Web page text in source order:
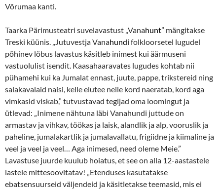
Võrumaa kanti.
Taarka Pärimusteatri suvelavastust „Vanahunt” mängitakse
Treski küünis. „Jutuvestja Vanahundi folkloorsetel lugudel
põhinev lõbus lavastus käsitleb inimest kui äärmuseni
vastuolulist isendit. Kaasahaaravates lugudes kohtab nii
pühamehi kui ka Jumalat ennast, juute, pappe, trikstereid ning
salakavalaid naisi, kelle elutee neile kord naeratab, kord aga
vimkasid viskab,” tutvustavad tegijad oma loomingut ja
ütlevad: „Inimene nähtuna läbi Vanahundi juttude on
armastav ja vihkav, töökas ja laisk, alandlik ja alp, vooruslik ja
paheline, jumalakartlik ja jumalavallatu, frigiidne ja kiimaline ja
veel ja veel ja veel… Aga inimesed, need oleme Meie.”
Lavastuse juurde kuulub hoiatus, et see on alla 12-aastastele
lastele mittesoovitatav! „Etenduses kasutatakse
ebatsensuurseid väljendeid ja käsitletakse teemasid, mis ei